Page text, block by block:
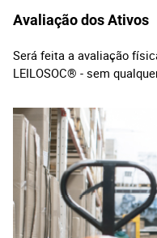
Avaliação dos Ativos
Será feita a avaliação
LEILOSOC® - sem